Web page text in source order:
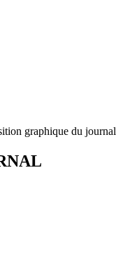
graphique du journal